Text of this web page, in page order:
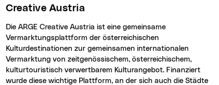
Creative Austria
Die ARGE Creative Austria ist eine gemeinsame
Vermarktungsplattform der österreichischen
Kulturdestinationen zur gemeinsamen internationalen
Vermarktung von zeitgenössischem, österreichischem,
kulturtouristisch verwertbarem Kulturangebot. Finanziert
wurde diese wichtige Plattform, an der sich auch die Städte